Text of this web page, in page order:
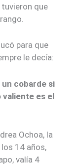
que
para que
le decía:
cobarde si
valiente es el
Ochoa, la
14 años,
valía 4